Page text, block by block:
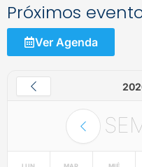
Próximos
Ver Agenda